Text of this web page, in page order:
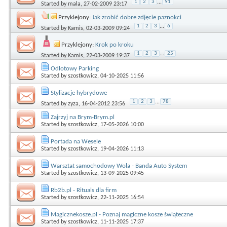
Started bymala, 27-02-2009 23:17 1 2 3 ... 91
Przyklejony: Jak zrobić dobre zdjęcie paznokci
Started by Kamis, 02-03-2009 09:24 1 2 3 ... 6
Przyklejony: Krok po kroku
Started by Kamis, 22-03-2009 19:37 1 2 3 ... 25
Odlotowy Parking
Started byszostkowicz, 04-10-2025 11:56
Stylizacje hybrydowe
Started byzyza, 16-04-2012 23:56 1 2 3 ... 78
Zajrzyj na Brym-Brym.pl
Started byszostkowicz, 17-05-2026 10:00
Portada na Wesele
Started byszostkowicz, 19-04-2026 11:13
Warsztat samochodowy Wola - Banda Auto System
Started byszostkowicz, 13-09-2025 09:45
Rb2b.pl - Rituals dla firm
Started byszostkowicz, 22-11-2025 16:54
Magicznekosze.pl - Poznaj magiczne kosze świąteczne
Started byszostkowicz, 11-11-2025 17:37